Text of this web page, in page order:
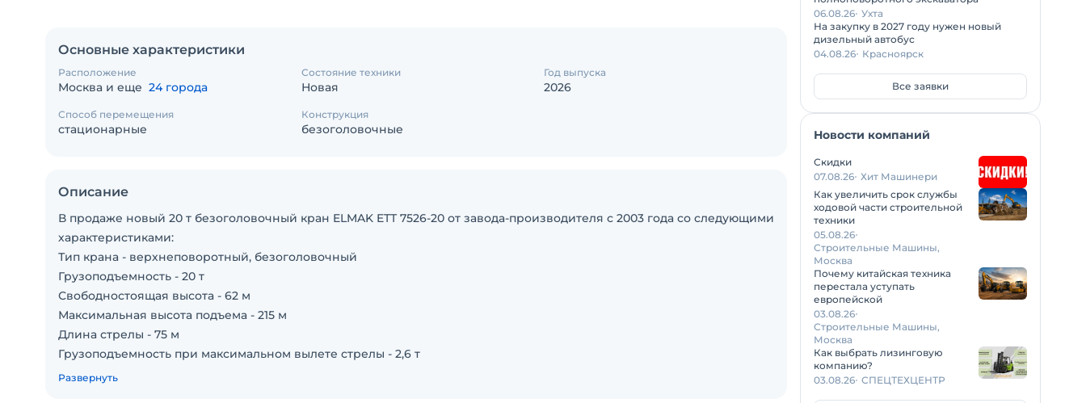
Основные характеристики
Расположение
Москва и еще 24 города
Состояние техники
Новая
Год выпуска
2026
Способ перемещения
стационарные
Конструкция
безоголовочные
Описание
В продаже новый 20 т безоголовочный кран ELMAK ETT 7526-20 от завода-производителя с 2003 года со следующими
характеристиками:
Тип крана - верхнеповоротный, безоголовочный
Грузоподъемность - 20 т
Свободностоящая высота - 62 м
Максимальная высота подъема - 215 м
Длина стрелы - 75 м
Грузоподъемность при максимальном вылете стрелы - 2,6 т
Монтажная обойма в комплекте. Все части крана в габарите.
Развернуть
06.08.26 Ухта
На закупку в 2027 году нужен новый
дизельный автобус
04.08.26 Красноярск
Все заявки
Новости компаний
Скидки
07.08.26 Хит Машинери
Как увеличить срок службы
ходовой части строительной
техники
05.08.26
Строительные Машины,
Москва
Почему китайская техника
перестала уступать
европейской
03.08.26
Строительные Машины,
Москва
Как выбрать лизинговую
компанию?
03.08.26 СПЕЦТЕХЦЕНТР